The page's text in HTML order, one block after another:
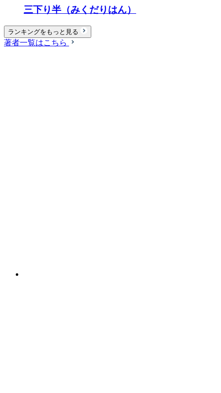
三下り半（みくだりはん）
ランキングをもっと見る
著者一覧はこちら